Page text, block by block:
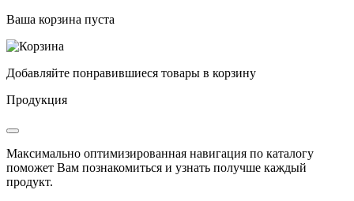
Ваша корзина пуста
Добавляйте понравившиеся товары в корзину
Продукция
Максимально оптимизированная навигация по каталогу
поможет Вам познакомиться и узнать получше каждый
продукт.